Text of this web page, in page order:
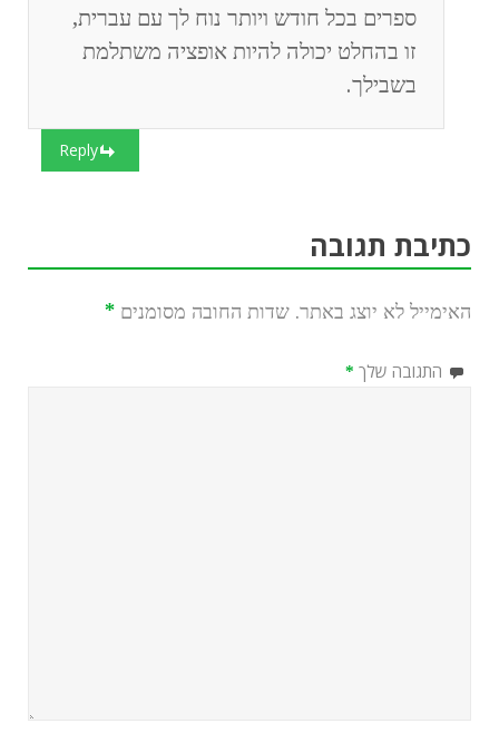
ספרים בכל חודש ויותר נוח לך עם עברית,
זו בהחלט יכולה להיות אופציה משתלמת
בשבילך.
Reply
כתיבת תגובה
האימייל לא יוצג באתר. שדות החובה מסומנים *
התגובה שלך *